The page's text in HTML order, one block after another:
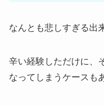
なんとも悲しすぎる出
辛い経験しただけに、
なってしまうケースも